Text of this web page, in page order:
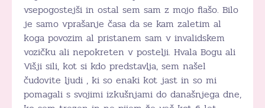
vsepogostejši in ostal sem sam z mojo flašo. Bilo
je samo vprašanje časa da se kam zaletim al
koga povozim al pristanem sam v invalidskem
vozičku ali nepokreten v postelji. Hvala Bogu ali
Višji sili, kot si kdo predstavlja, sem našel
čudovite ljudi , ki so enaki kot jast in so mi
pomagali s svojimi izkušnjami do današnjega dne,